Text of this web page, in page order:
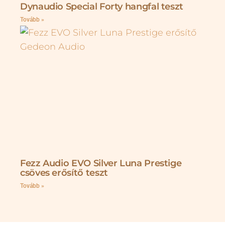
Dynaudio Special Forty hangfal teszt
Tovább »
Fezz Audio EVO Silver Luna Prestige
csöves erősítő teszt
Tovább »